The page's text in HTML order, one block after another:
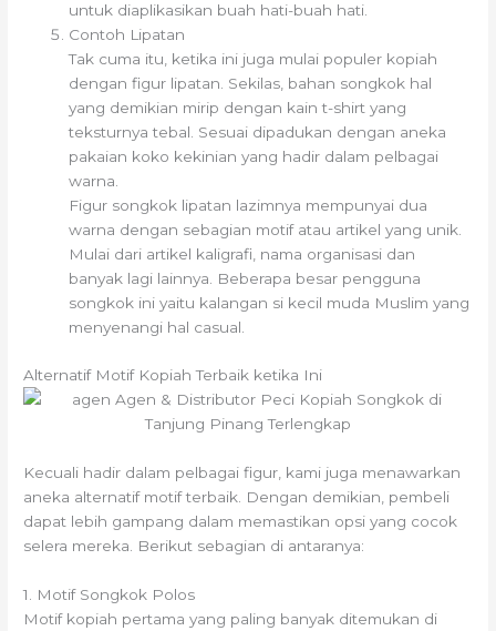
untuk diaplikasikan buah hati-buah hati.
Contoh Lipatan
Tak cuma itu, ketika ini juga mulai populer kopiah
dengan figur lipatan. Sekilas, bahan songkok hal
yang demikian mirip dengan kain t-shirt yang
teksturnya tebal. Sesuai dipadukan dengan aneka
pakaian koko kekinian yang hadir dalam pelbagai
warna.
Figur songkok lipatan lazimnya mempunyai dua
warna dengan sebagian motif atau artikel yang unik.
Mulai dari artikel kaligrafi, nama organisasi dan
banyak lagi lainnya. Beberapa besar pengguna
songkok ini yaitu kalangan si kecil muda Muslim yang
menyenangi hal casual.
Alternatif Motif Kopiah Terbaik ketika Ini
Kecuali hadir dalam pelbagai figur, kami juga menawarkan
aneka alternatif motif terbaik. Dengan demikian, pembeli
dapat lebih gampang dalam memastikan opsi yang cocok
selera mereka. Berikut sebagian di antaranya:
1. Motif Songkok Polos
Motif kopiah pertama yang paling banyak ditemukan di